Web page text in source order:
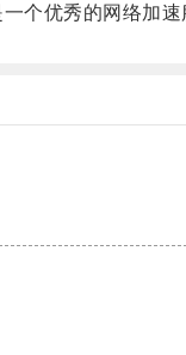
优秀的网络加速